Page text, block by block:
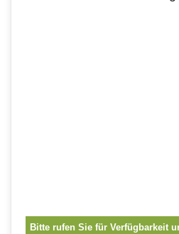
Bitte rufen Sie für Verfügbarkeit